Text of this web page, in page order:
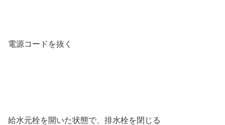
電源コードを抜く
給水元栓を開いた状態で、排水栓を閉じる